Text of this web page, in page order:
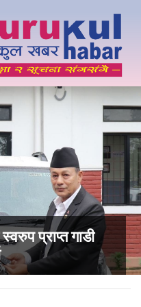
स्वरुप प्राप्त गाडी